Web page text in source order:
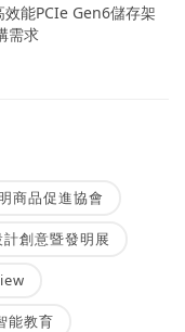
能PCIe Gen6儲存架
需求
商品促進協會
計創意暨發明展
能教育